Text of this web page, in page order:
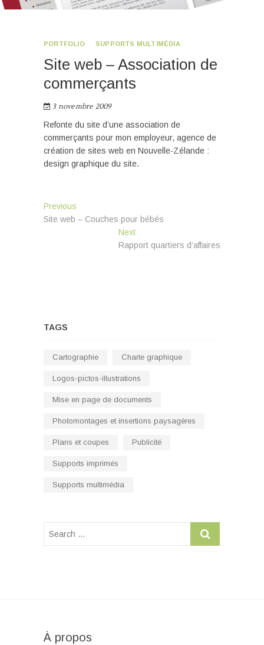
PORTFOLIO SUPPORTS MULTIMÉDIA
Site web – Association de
commerçants
3 novembre 2009
Refonte du site d’une association de
commerçants pour mon employeur, agence de
création de sites web en Nouvelle-Zélande :
design graphique du site.
Navigation
de
Previous
post:
Site web – Couches pour bébés
NextNext
post:
Rapport quartiers d’affaires
TAGS
Cartographie Charte graphique
Logos-pictos-illustrations
Mise en page de documents
Photomontages et insertions paysagères
Plans et coupes Publicité
Supports imprimés
Supports multimédia
À propos